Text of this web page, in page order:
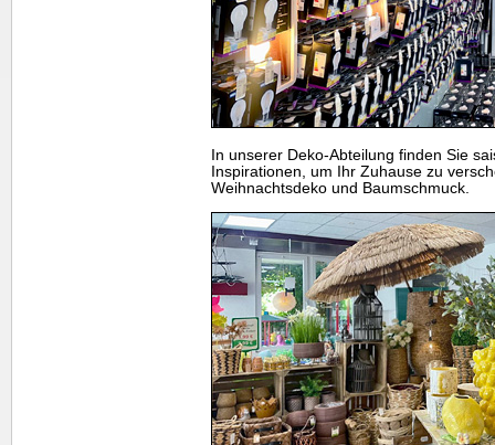
In unserer Deko-Abteilung finden Sie
Inspirationen, um Ihr Zuhause zu
Weihnachtsdeko und Baumschmuck.